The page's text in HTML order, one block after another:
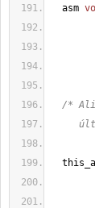
asm
/*
en